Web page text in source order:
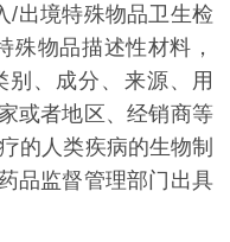
/出境特殊物品卫生检
殊物品描述性材料，
、成分、来源、用
或者地区、经销商等
的人类疾病的生物制
品监督管理部门出具